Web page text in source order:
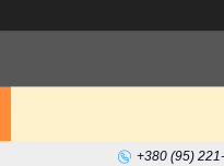
+380 (95)